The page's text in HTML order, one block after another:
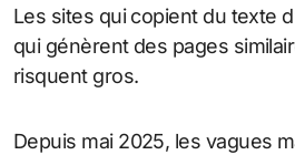
Les sites qui copient du texte
qui génèrent des pages
risquent gros.
Depuis mai 2025, les vagues